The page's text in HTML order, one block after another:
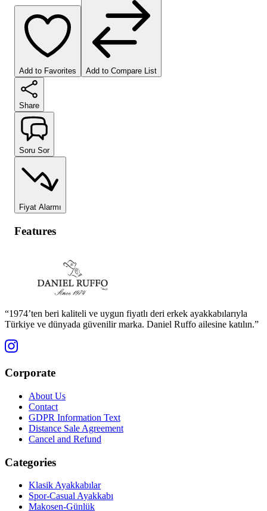
Add to Favorites Add to Compare List
Share
Soru Sor
Fiyat Alarmı
Features
“1974’ten beri kaliteli ve uygun fiyatlı deri erkek ayakkabılarıyla
Türkiye ve dünyada güvenilir marka. Daniel Ruffo ailesine katılın.”
Corporate
About Us
Contact
GDPR Information Text
Distance Sale Agreement
Cancel and Refund
Categories
Klasik Ayakkabılar
Spor-Casual Ayakkabı
Makosen-Günlük